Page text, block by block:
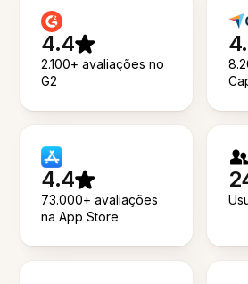
4.4
2.100+ avaliações no
G2
4.4
73.000+ avaliações
na App Store